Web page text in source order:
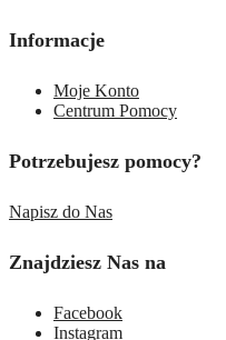
Informacje
Moje Konto
Centrum Pomocy
Potrzebujesz pomocy?
Napisz do Nas
Znajdziesz Nas na
Facebook
Instagram